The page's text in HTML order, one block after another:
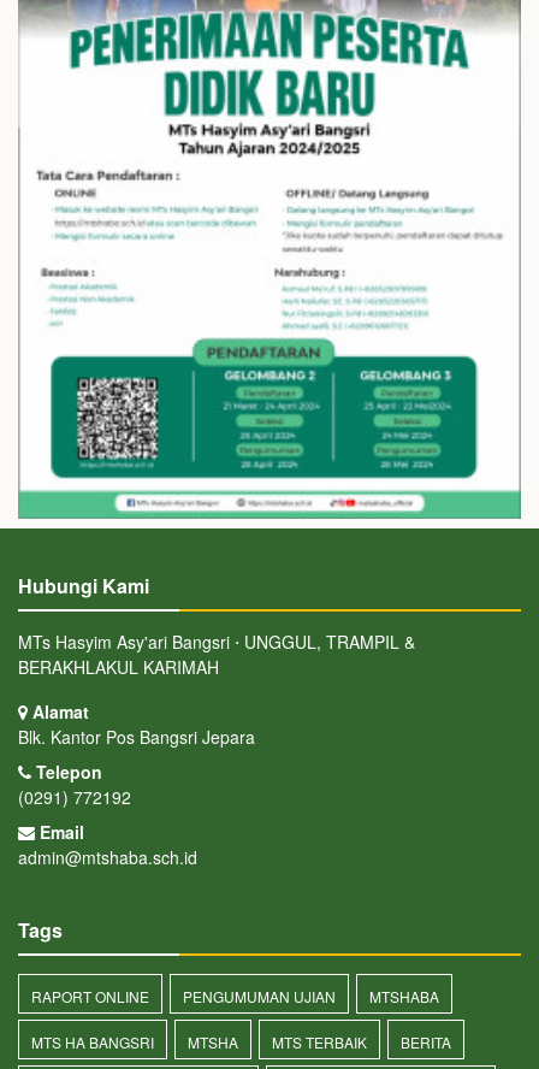
Hubungi Kami
MTs Hasyim Asy'ari Bangsri ⋅ UNGGUL, TRAMPIL &
BERAKHLAKUL KARIMAH
Alamat
Blk. Kantor Pos Bangsri Jepara
Telepon
(0291) 772192
Email
admin@mtshaba.sch.id
Tags
RAPORT ONLINE PENGUMUMAN UJIAN MTSHABA
MTS HA BANGSRI MTSHA MTS TERBAIK BERITA